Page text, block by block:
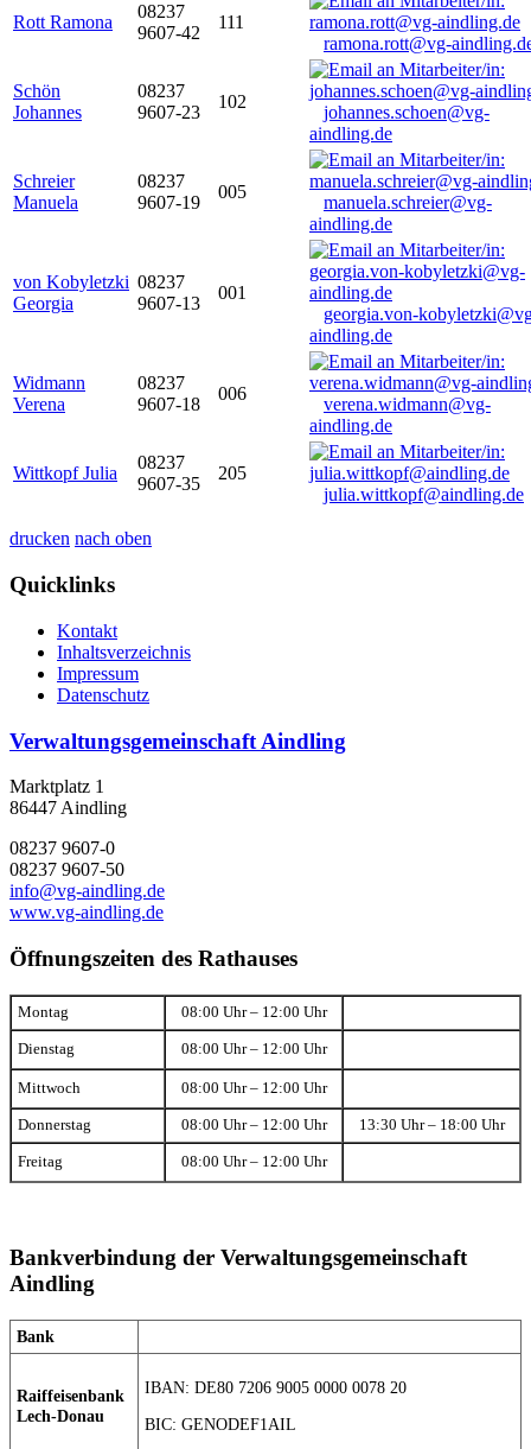
Rott Ramona
08237
9607-42
111
ramona.rott@vg-
Schön
Johannes
08237
9607-23
102
johannes.schoen@vg-
aindling.de
Schreier
Manuela
08237
9607-19
005
manuela.schreier@vg-
aindling.de
von Kobyletzki
Georgia
08237
9607-13
001
georgia.von-
aindling.de
Widmann
Verena
08237
9607-18
006
verena.widmann@vg-
aindling.de
Wittkopf Julia
08237
9607-35
205
julia.wittkopf@aindling.de
drucken nach oben
Quicklinks
Kontakt
Inhaltsverzeichnis
Impressum
Datenschutz
Verwaltungsgemeinschaft Aindling
Marktplatz 1
86447 Aindling
08237 9607-0
08237 9607-50
info@vg-aindling.de
www.vg-aindling.de
Öffnungszeiten des Rathauses
Montag 08:00 Uhr – 12:00 Uhr
Dienstag 08:00 Uhr – 12:00 Uhr
Mittwoch 08:00 Uhr – 12:00 Uhr
Donnerstag 08:00 Uhr – 12:00 Uhr 13:30 Uhr – 18:00 Uhr
Freitag 08:00 Uhr – 12:00 Uhr
Bankverbindung der Verwaltungsgemeinschaft
Aindling
Bank
Raiffeisenbank
Lech-Donau
IBAN: DE80 7206 9005 0000 0078 20
BIC: GENODEF1AIL